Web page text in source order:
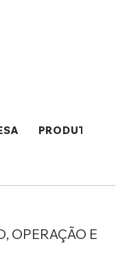
PRODUTOS
OPERAÇÃO E